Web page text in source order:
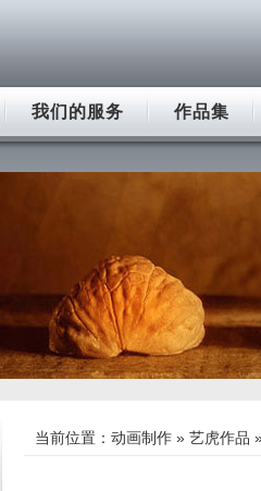
我们的服务 作品集
当前位置： 动画制作 » 艺虎作品